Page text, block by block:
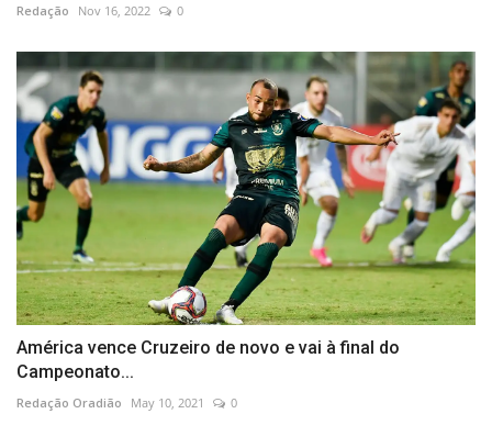
Redação Nov 16, 2022 0
América vence Cruzeiro de novo e vai à final do
Campeonato...
Redação Oradião May 10, 2021 0